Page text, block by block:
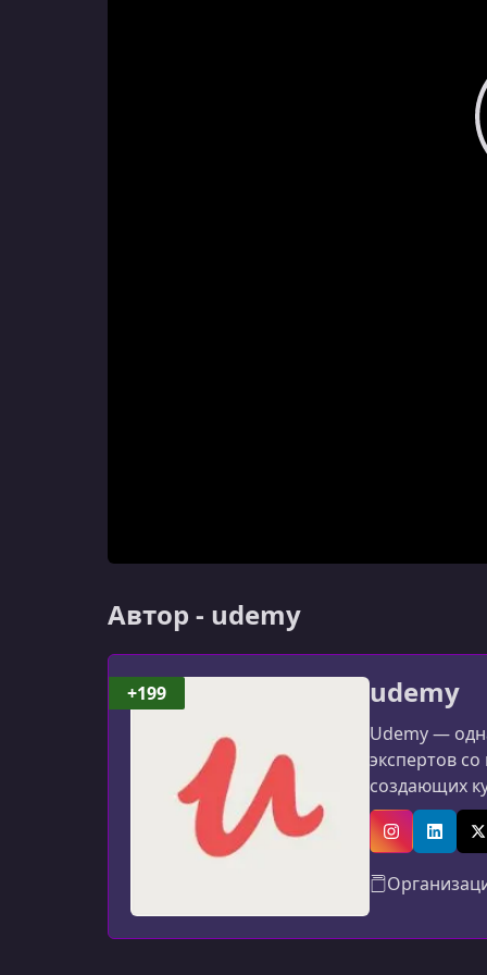
Автор - udemy
udemy
Udemy —
экспертов
создающих
авторов:
Instagram
+199